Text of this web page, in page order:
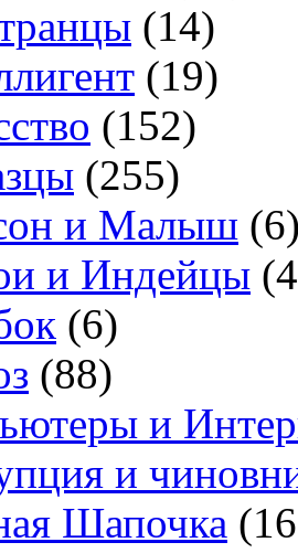
(14)
(19)
(152)
(255)
и Малыш
и Индейцы
(6)
(88)
и
и
Шапочка